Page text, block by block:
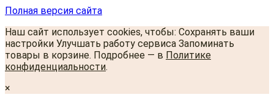
Полная версия сайта
Наш сайт использует cookies, чтобы: Сохранять ваши
настройки Улучшать работу сервиса Запоминать
товары в корзине. Подробнее — в Политике
конфиденциальности.
×